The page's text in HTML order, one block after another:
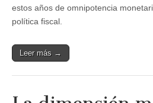
estos años de omnipotencia
política fiscal.
Leer más →